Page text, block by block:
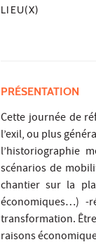
LIEU(X)
PRÉSENTATION
Cette journée de
l’exil, ou plus
l’historiographie
scénarios de
chantier sur la
économiques…) -
transformation.
raisons